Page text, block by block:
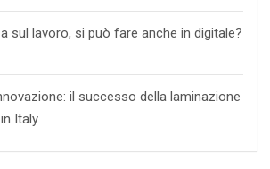
sul lavoro, si può fare anche in digitale?
il successo della laminazione
Italy